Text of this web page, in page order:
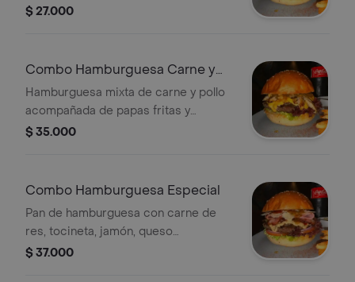
gaseosa a elección.
$ 27.000
Combo Hamburguesa Carne y
Pollo
Hamburguesa mixta de carne y pollo
acompañada de papas fritas y
gaseosa a elección.
$ 35.000
Combo Hamburguesa Especial
Pan de hamburguesa con carne de
res, tocineta, jamón, queso
parmesano, lechuga, tomate, cebolla y
$ 37.000